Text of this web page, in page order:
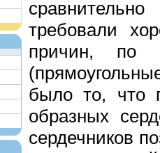
требовали
причин, по
было то, что
образных
сердечников